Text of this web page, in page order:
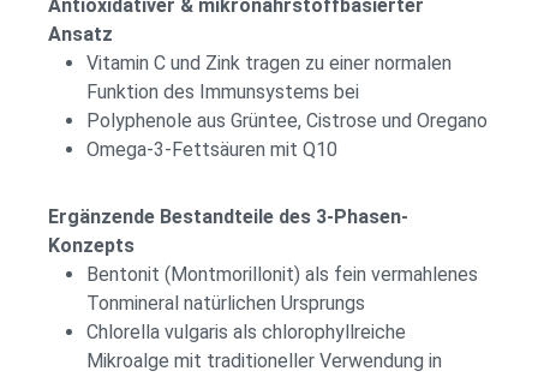
Antioxidativer & mikronährstoffbasierter
Ansatz
Vitamin C und Zink tragen zu einer normalen
Funktion des Immunsystems bei
Polyphenole aus Grüntee, Cistrose und Oregano
Omega-3-Fettsäuren mit Q10
Ergänzende Bestandteile des 3-Phasen-
Konzepts
Bentonit (Montmorillonit) als fein vermahlenes
Tonmineral natürlichen Ursprungs
Chlorella vulgaris als chlorophyllreiche
Mikroalge mit traditioneller Verwendung in